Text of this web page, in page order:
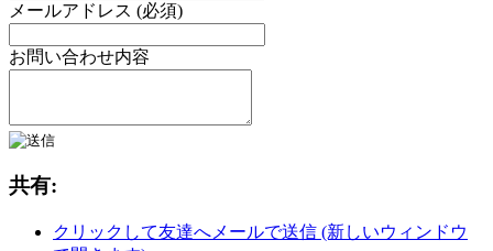
メールアドレス (必須)
お問い合わせ内容
共有:
クリックして友達へメールで送信 (新しいウィンドウ